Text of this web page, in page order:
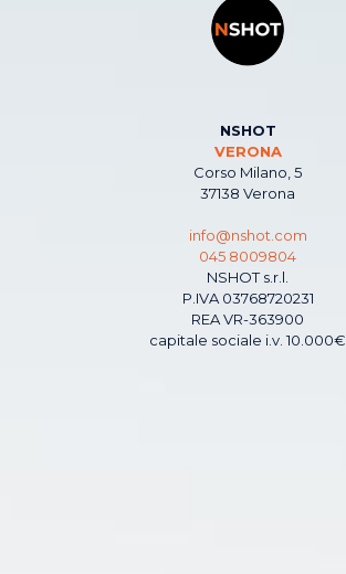
NSHOT
VERONA
Corso Milano, 5
37138 Verona
info@nshot.com
045 8009804
NSHOT s.r.l.
P.IVA 03768720231
REA VR-363900
capitale sociale i.v. 10.000€